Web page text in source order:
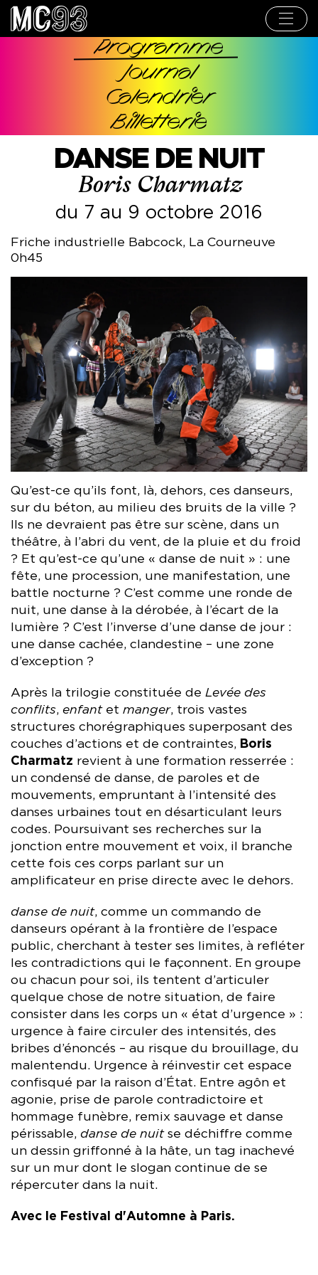
Aller
contenu
Navigation
Programme
Journal
Calendrier
Billetterie
DANSE DE NUIT
Boris Charmatz
du 7 au 9 octobre 2016
Friche industrielle Babcock, La Courneuve
0h45
Qu’est-ce qu’ils font, là, dehors, ces danseurs,
sur du béton, au milieu des bruits de la ville ?
Ils ne devraient pas être sur scène, dans un
théâtre, à l’abri du vent, de la pluie et du froid
? Et qu’est-ce qu’une « danse de nuit » : une
fête, une procession, une manifestation, une
battle nocturne ? C’est comme une ronde de
nuit, une danse à la dérobée, à l’écart de la
lumière ? C’est l’inverse d’une danse de jour :
une danse cachée, clandestine – une zone
d’exception ?
Après la trilogie constituée de Levée des
conflits, enfant et manger, trois vastes
structures chorégraphiques superposant des
couches d’actions et de contraintes, Boris
Charmatz revient à une formation resserrée :
un condensé de danse, de paroles et de
mouvements, empruntant à l’intensité des
danses urbaines tout en désarticulant leurs
codes. Poursuivant ses recherches sur la
jonction entre mouvement et voix, il branche
cette fois ces corps parlant sur un
amplificateur en prise directe avec le dehors.
danse de nuit, comme un commando de
danseurs opérant à la frontière de l’espace
public, cherchant à tester ses limites, à refléter
les contradictions qui le façonnent. En groupe
ou chacun pour soi, ils tentent d’articuler
quelque chose de notre situation, de faire
consister dans les corps un « état d’urgence » :
urgence à faire circuler des intensités, des
bribes d’énoncés – au risque du brouillage, du
malentendu. Urgence à réinvestir cet espace
confisqué par la raison d’État. Entre agôn et
agonie, prise de parole contradictoire et
hommage funèbre, remix sauvage et danse
périssable, danse de nuitse déchiffre comme
un dessin griffonné à la hâte, un tag inachevé
sur un mur dont le slogan continue de se
répercuter dans la nuit.
Avec le Festival d'Automne à Paris.